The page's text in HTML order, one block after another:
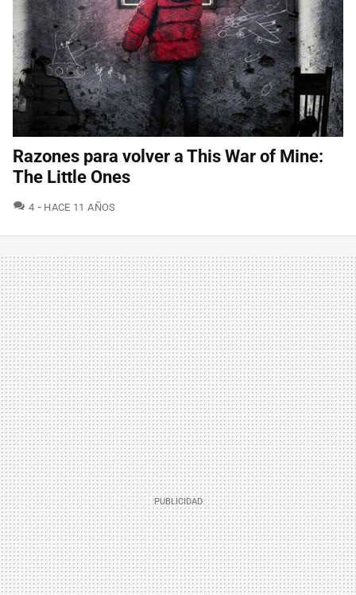
Razones para volver a This War of Mine:
The Little Ones
4 COMENTARIOS
HACE 11 AÑOS